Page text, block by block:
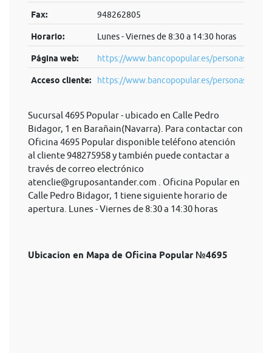
Fax: 948262805
Horario: Lunes - Viernes de 8:30 a 14:30 horas
Página web: https://www.bancopopular.es/personas
Acceso cliente: https://www.bancopopular.es/personas
Sucursal 4695 Popular - ubicado en Calle Pedro
Bidagor, 1 en Barañain(Navarra). Para contactar con
Oficina 4695 Popular disponible teléfono atención
al cliente 948275958 y también puede contactar a
través de correo electrónico
atenclie@gruposantander.com . Oficina Popular en
Calle Pedro Bidagor, 1 tiene siguiente horario de
apertura. Lunes - Viernes de 8:30 a 14:30 horas
Ubicacion en Mapa de Oficina Popular №4695